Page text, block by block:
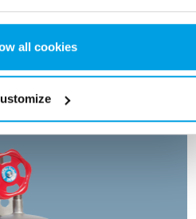
all cookies
Ummantelung,